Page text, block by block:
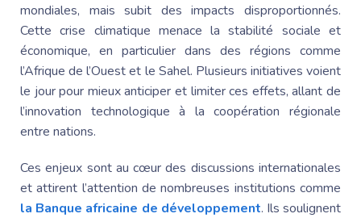
mondiales, mais subit des impacts disproportionnés.
Cette crise climatique menace la stabilité sociale et
économique, en particulier dans des régions comme
l’Afrique de l’Ouest et le Sahel. Plusieurs initiatives voient
le jour pour mieux anticiper et limiter ces effets, allant de
l’innovation technologique à la coopération régionale
entre nations.
Ces enjeux sont au cœur des discussions internationales
et attirent l’attention de nombreuses institutions comme
la Banque africaine de développement. Ils soulignent